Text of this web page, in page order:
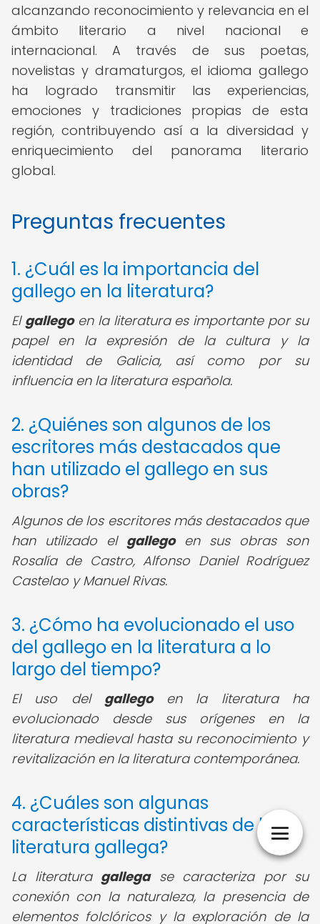
alcanzando reconocimiento y relevancia en el
ámbito literario a nivel nacional e
internacional. A través de sus poetas,
novelistas y dramaturgos, el idioma gallego
ha logrado transmitir las experiencias,
emociones y tradiciones propias de esta
región, contribuyendo así a la diversidad y
enriquecimiento del panorama literario
global.
Preguntas frecuentes
1. ¿Cuál es la importancia del
gallego en la literatura?
El gallegoen la literatura es importante por su
papel en la expresión de la cultura y la
identidad de Galicia, así como por su
influencia en la literatura española.
2. ¿Quiénes son algunos de los
escritores más destacados que
han utilizado el gallego en sus
obras?
Algunos de los escritores más destacados que
han utilizado el gallegoen sus obras son
Rosalía de Castro, Alfonso Daniel Rodríguez
Castelao y Manuel Rivas.
3. ¿Cómo ha evolucionado el uso
del gallego en la literatura a lo
largo del tiempo?
El uso del gallegoen la literatura ha
evolucionado desde sus orígenes en la
literatura medieval hasta su reconocimiento y
revitalización en la literatura contemporánea.
4. ¿Cuáles son algunas
características distintivas de la
literatura gallega?
La literatura gallegase caracteriza por su
conexión con la naturaleza, la presencia de
elementos folclóricos y la exploración de la